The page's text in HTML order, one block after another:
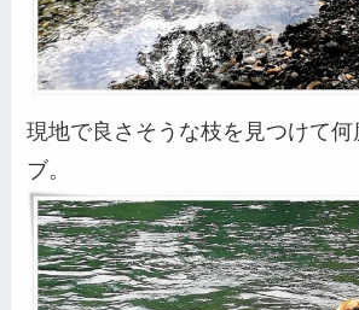
現地で良さそうな枝を見つけて
ブ。